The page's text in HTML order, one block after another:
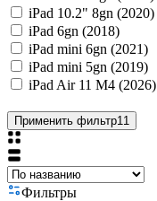
iPad 10.2" 8gn (2020)
iPad 6gn (2018)
iPad mini 6gn (2021)
iPad mini 5gn (2019)
iPad Air 11 M4 (2026)
Применить фильтр11
Фильтры